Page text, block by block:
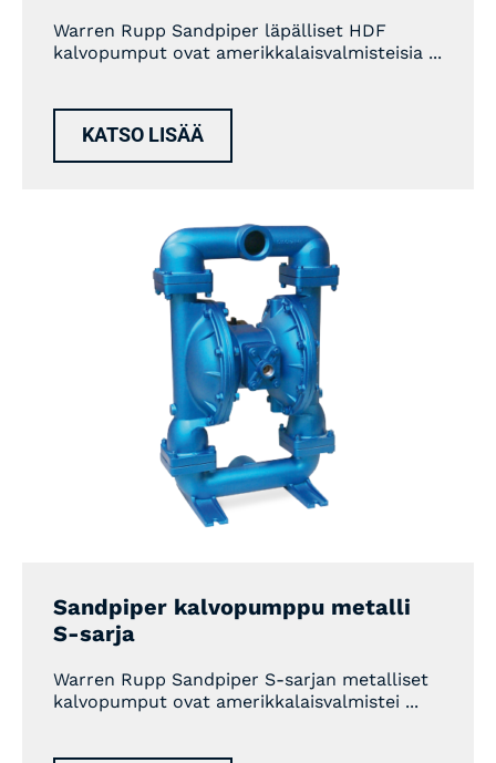
Warren Rupp Sandpiper läpälliset HDF
kalvopumput ovat amerikkalaisvalmisteisia ...
KATSO LISÄÄ
Sandpiper kalvopumppu metalli
S-sarja
Warren Rupp Sandpiper S-sarjan metalliset
kalvopumput ovat amerikkalaisvalmistei ...